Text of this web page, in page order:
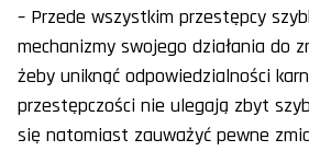
– Przede wszystkim przestępcy
mechanizmy swojego działania do
żeby uniknąć odpowiedzialności
przestępczości nie ulegają zbyt
się natomiast zauważyć pewne